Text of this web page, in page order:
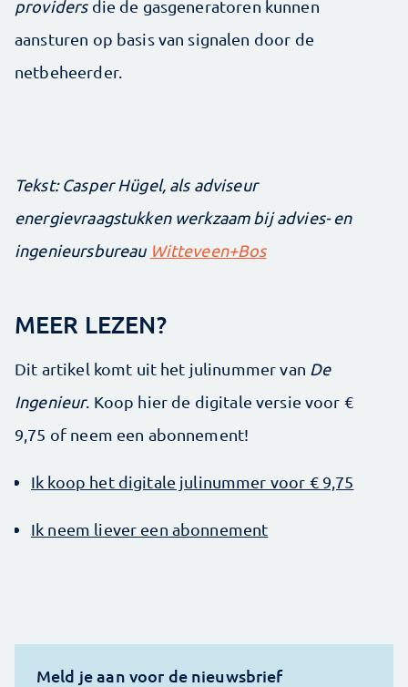
providersdie de gasgeneratoren kunnen
aansturen op basis van signalen door de
netbeheerder.
Tekst: Casper Hügel, als adviseur
energievraagstukken werkzaam bij advies- en
ingenieursbureau Witteveen+Bos
MEER LEZEN?
Dit artikel komt uit het julinummer van De
Ingenieur. Koop hier de digitale versie voor €
9,75 of neem een abonnement!
Ik koop het digitale julinummer voor € 9,75
Ik neem liever een abonnement
Meld je aan voor de nieuwsbrief